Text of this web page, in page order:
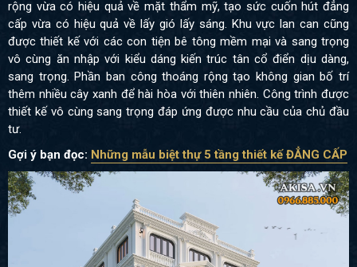
rộng vừa có hiệu quả về mặt thẩm mỹ, tạo sức cuốn hút đẳng
cấp vừa có hiệu quả về lấy gió lấy sáng. Khu vực lan can cũng
được thiết kế với các con tiện bê tông mềm mại và sang trọng
vô cùng ăn nhập với kiểu dáng kiến trúc tân cổ điển dịu dàng,
sang trọng. Phần ban công thoáng rộng tạo không gian bố trí
thêm nhiều cây xanh để hài hòa với thiên nhiên. Công trình được
thiết kế vô cùng sang trọng đáp ứng được nhu cầu của chủ đầu
tư.
Gợi ý bạn đọc: Những mẫu biệt thự 5 tầng thiết kế ĐẲNG CẤP